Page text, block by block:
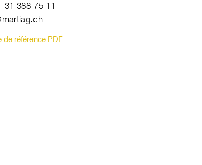
31 388 75 11
de référence PDF